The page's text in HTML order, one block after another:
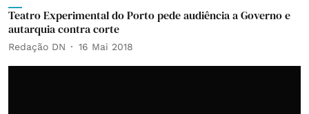
Teatro Experimental do Porto pede audiência a Governo e
autarquia contra corte
Redação DN 16 Mai 2018